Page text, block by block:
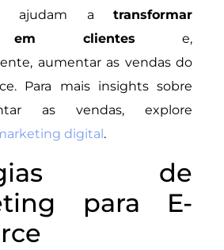
ajudam a transformar
em clientes e,
aumentar as vendas do
Para mais insights sobre
as vendas, explore
digital .
de
para E-